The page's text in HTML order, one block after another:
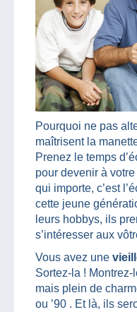
Pourquoi ne pas
maîtrisent la
Prenez le temps
pour devenir à
qui importe, c’est
cette jeune
leurs hobbys, ils
s’intéresser aux
Vous avez une
Sortez-la !
mais plein de
ou ’90 . Et là, ils